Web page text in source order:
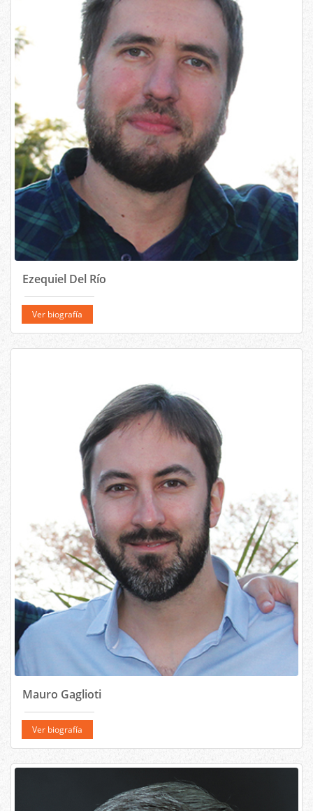
Ezequiel Del Río
Ver biografía
Mauro Gaglioti
Ver biografía